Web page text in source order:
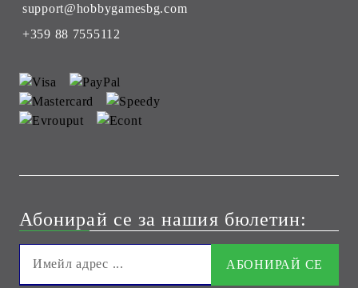
support@hobbygamesbg.com
+359 88 7555112
Абонирай се за нашия бюлетин: